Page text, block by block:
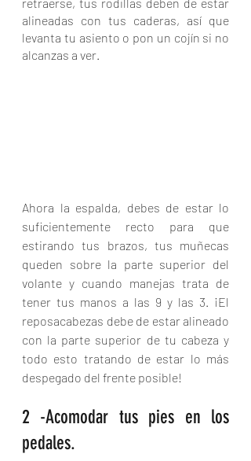
alineadas con tus caderas, así que
levanta tu asiento o pon un cojín si no
alcanzas a ver.
Ahora la espalda, debes de estar lo
suficientemente recto para que
estirando tus brazos, tus muñecas
queden sobre la parte superior del
volante y cuando manejas trata de
tener tus manos a las 9 y las 3. ¡El
reposacabezas debe de estar alineado
con la parte superior de tu cabeza y
todo esto tratando de estar lo más
despegado del frente posible!
2 -Acomodar tus pies en los
pedales.